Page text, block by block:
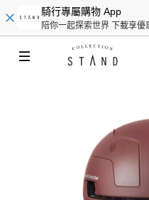
騎行專屬購物 App
陪你一起探索世界 下載享優